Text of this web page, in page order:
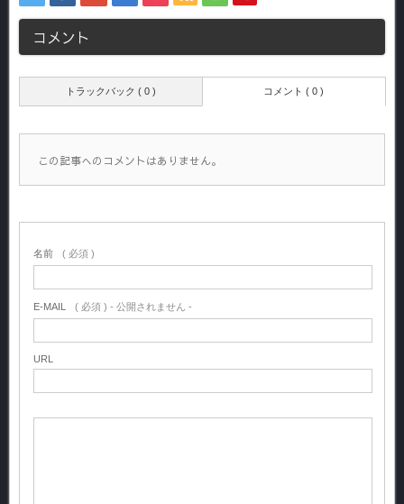
コメント
トラックバック ( 0 ) コメント ( 0 )
この記事へのコメントはありません。
名前 ( 必須 )
E-MAIL ( 必須 ) - 公開されません -
URL